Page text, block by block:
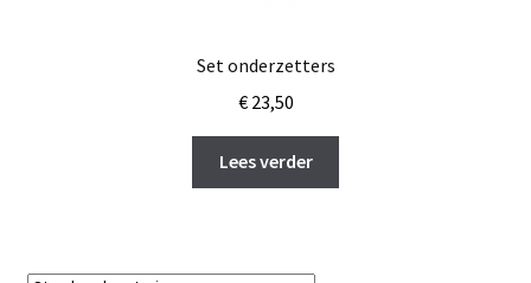
Set onderzetters
€23,50
Lees verder